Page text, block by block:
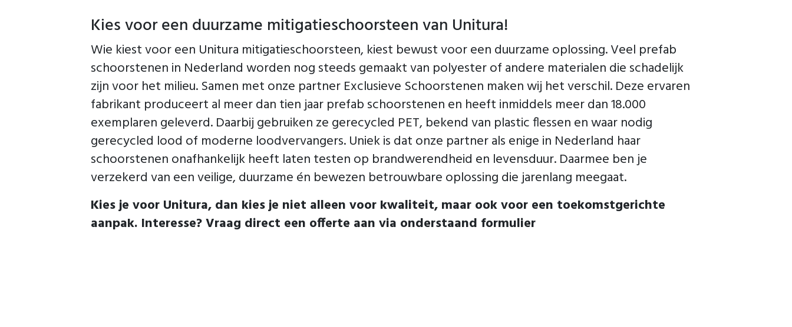
Kies voor een duurzame mitigatieschoorsteen van Unitura!
Wie kiest voor een Unitura mitigatieschoorsteen, kiest bewust voor een duurzame oplossing. Veel prefab
schoorstenen in Nederland worden nog steeds gemaakt van polyester of andere materialen die schadelijk
zijn voor het milieu. Samen met onze partner Exclusieve Schoorstenen maken wij het verschil. Deze ervaren
fabrikant produceert al meer dan tien jaar prefab schoorstenen en heeft inmiddels meer dan 18.000
exemplaren geleverd. Daarbij gebruiken ze gerecycled PET, bekend van plastic flessen en waar nodig
gerecycled lood of moderne loodvervangers. Uniek is dat onze partner als enige in Nederland haar
schoorstenen onafhankelijk heeft laten testen op brandwerendheid en levensduur. Daarmee ben je
verzekerd van een veilige, duurzame én bewezen betrouwbare oplossing die jarenlang meegaat.
Kies je voor Unitura, dan kies je niet alleen voor kwaliteit, maar ook voor een toekomstgerichte
aanpak. Interesse? Vraag direct een offerte aan via onderstaand formulier